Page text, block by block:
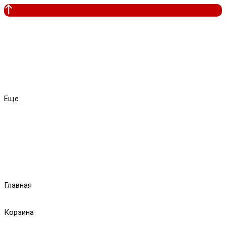
Еще
Главная
Корзина